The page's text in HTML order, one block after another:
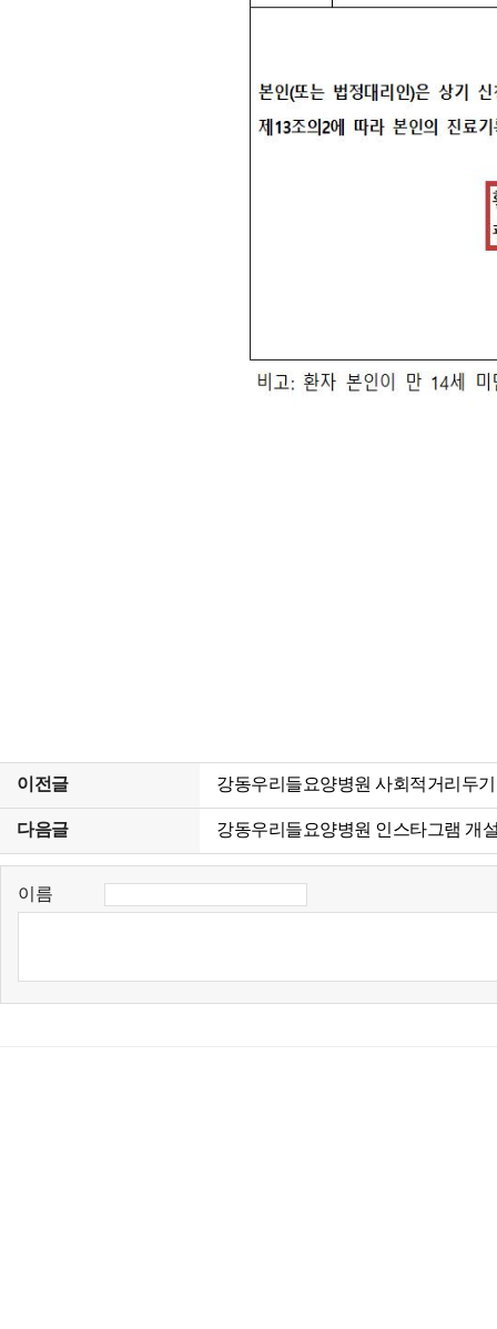
이전글 강동우리들요양병원 사회적거리두
다음글 강동우리들요양병원 인스타그램 개
이름